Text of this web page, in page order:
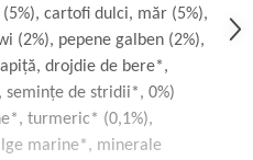
cartofi dulci, măr (5%),
(2%), pepene galben (2%),
drojdie de bere*,
de stridii*, 0%)
turmeric* (0,1%),
marine*, minerale